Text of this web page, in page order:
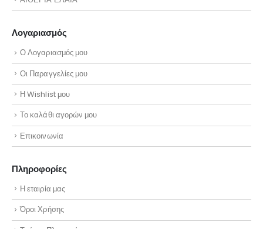
Λογαριασμός
Ο Λογαριασμός μου
Οι Παραγγελίες μου
Η Wishlist μου
Το καλάθι αγορών μου
Επικοινωνία
Πληροφορίες
Η εταιρία μας
Όροι Χρήσης